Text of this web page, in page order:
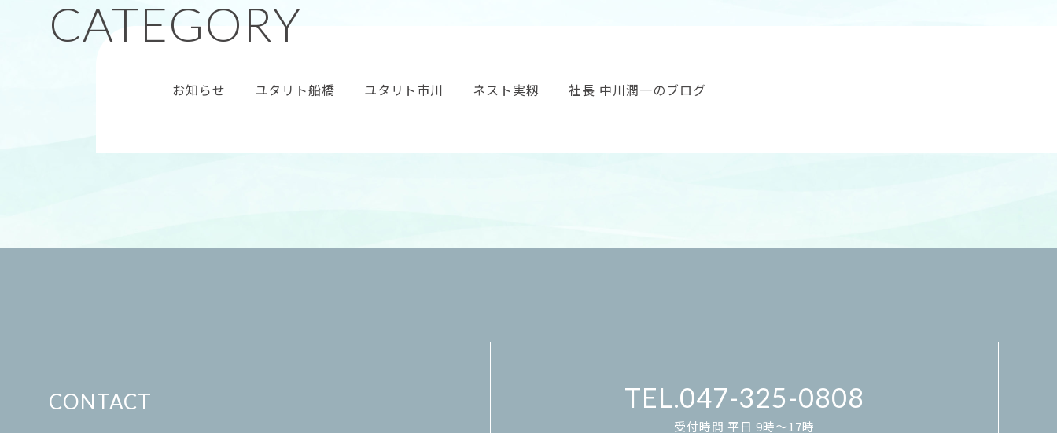
お知らせ ユタリト船橋 ユタリト市川 ネスト実籾 社長 中川潤一のブログ
CONTACT 047-325-0808
受付時間 平日 9時～17時